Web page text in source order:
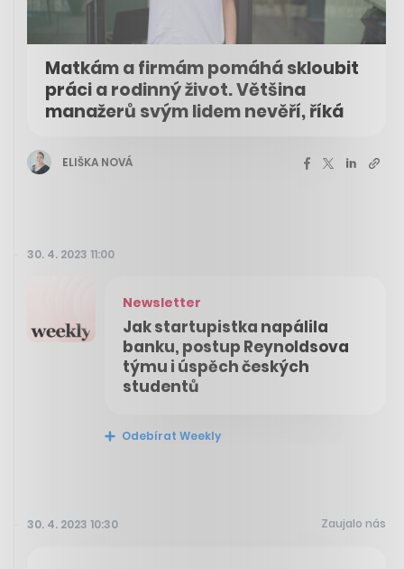
Matkám a firmám pomáhá skloubit
práci a rodinný život. Většina
manažerů svým lidem nevěří, říká
ELIŠKA NOVÁ
30. 4. 2023 11:00
Newsletter
Jak startupistka napálila
banku, postup Reynoldsova
týmu i úspěch českých
studentů
Odebírat Weekly
30. 4. 2023 10:30 Zaujalo nás